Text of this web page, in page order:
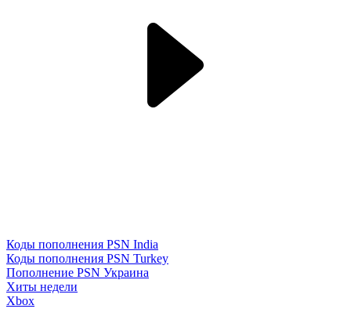
Коды пополнения PSN India
Коды пополнения PSN Turkey
Пополнение PSN Украина
Хиты недели
Xbox